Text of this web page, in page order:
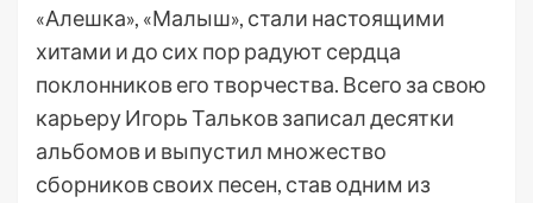
«Алешка», «Малыш», стали настоящими
хитами и до сих пор радуют сердца
поклонников его творчества. Всего за свою
карьеру Игорь Тальков записал десятки
альбомов и выпустил множество
сборников своих песен, став одним из